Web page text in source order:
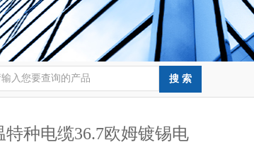
特种电缆36.7欧姆镀锡电